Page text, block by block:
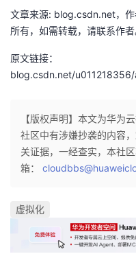
文章来源: blog.csdn.net，
所有，如需转载，请联系作者
原文链接：
blog.csdn.net/
【版权声明】本文为华为
社区中有涉嫌抄袭的内容
关证据，一经查实，本社
箱：
虚拟化